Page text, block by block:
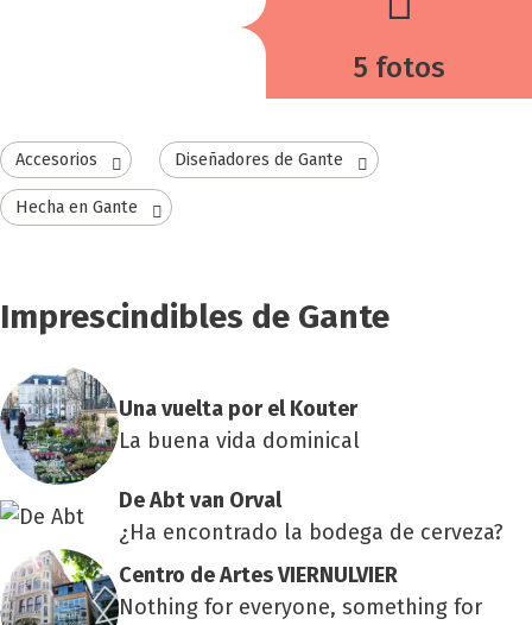
5 fotos
Accesorios Diseñadores de Gante
Hecha en Gante
Imprescindibles de Gante
Una vuel­ta por el Kou­ter
La buena vida dominical
De Abt van Orval
¿Ha encontrado la bodega de cerveza?
Cen­tro de Artes VIER­NUL­VIER
Nothing for everyone, something for